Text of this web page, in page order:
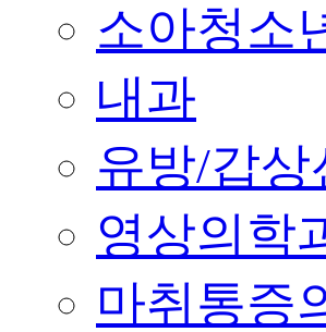
소아청소
내과
유방/갑상
영상의학
마취통증